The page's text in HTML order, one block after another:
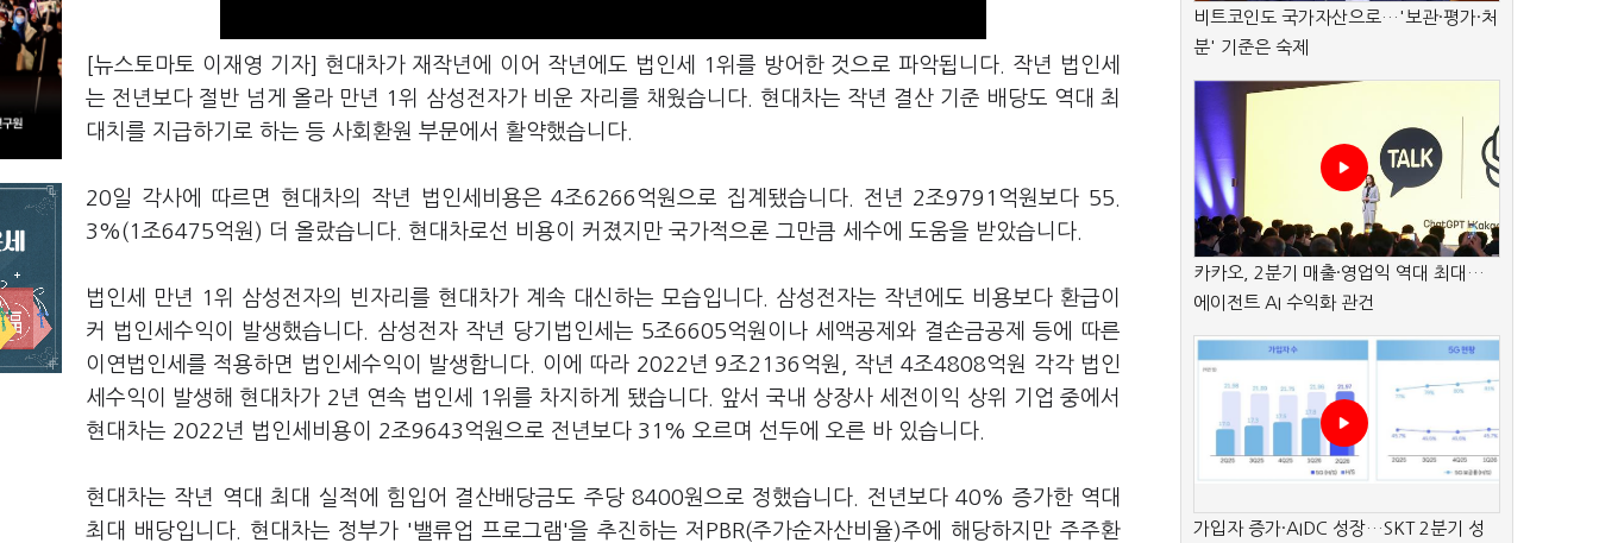
[뉴스토마토 이재영 기자] 현대차가 재작년에 이어 작년에도 법인세 1위를 방어한 것으로 파악됩니다. 작년 법인세
는 전년보다 절반 넘게 올라 만년 1위 삼성전자가 비운 자리를 채웠습니다. 현대차는 작년 결산 기준 배당도 역대 최
대치를 지급하기로 하는 등 사회환원 부문에서 활약했습니다.
20일 각사에 따르면 현대차의 작년 법인세비용은 4조6266억원으로 집계됐습니다. 전년 2조9791억원보다 55.
3%(1조6475억원) 더 올랐습니다. 현대차로선 비용이 커졌지만 국가적으론 그만큼 세수에 도움을 받았습니다.
법인세 만년 1위 삼성전자의 빈자리를 현대차가 계속 대신하는 모습입니다. 삼성전자는 작년에도 비용보다 환급이
커 법인세수익이 발생했습니다. 삼성전자 작년 당기법인세는 5조6605억원이나 세액공제와 결손금공제 등에 따른
이연법인세를 적용하면 법인세수익이 발생합니다. 이에 따라 2022년 9조2136억원, 작년 4조4808억원 각각 법인
세수익이 발생해 현대차가 2년 연속 법인세 1위를 차지하게 됐습니다. 앞서 국내 상장사 세전이익 상위 기업 중에서
현대차는 2022년 법인세비용이 2조9643억원으로 전년보다 31% 오르며 선두에 오른 바 있습니다.
현대차는 작년 역대 최대 실적에 힘입어 결산배당금도 주당 8400원으로 정했습니다. 전년보다 40% 증가한 역대
최대 배당입니다. 현대차는 정부가 '밸류업 프로그램'을 추진하는 저PBR(주가순자산비율)주에 해당하지만 주주환
비트코인도 국가자산으로…'보관·평가·처
분' 기준은 숙제
카카오, 2분기 매출·영업익 역대 최대…
에이전트 AI 수익화 관건
가입자 증가·AIDC 성장…SKT 2분기 성